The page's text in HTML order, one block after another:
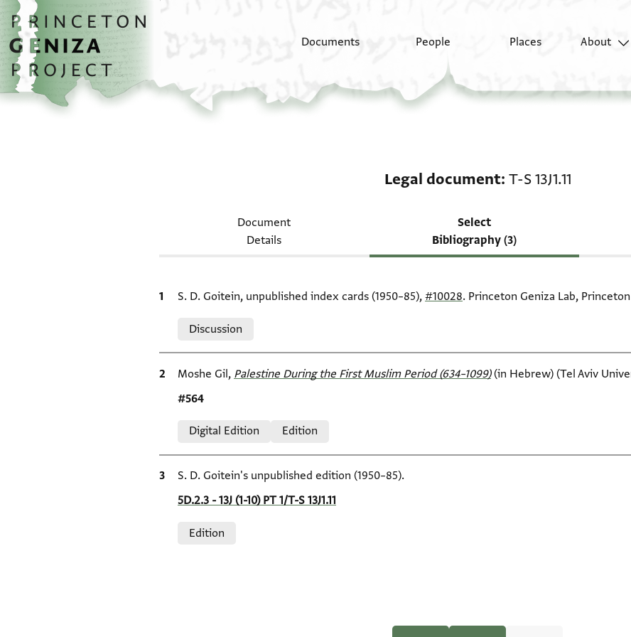
Skip to main content
home
Documents People Places About
Legal document T-S 13J1.11
Document
Details
Select
Bibliography (3)
Bibliographic citation
S. D. Goitein, unpublished index cards (1950–85), #10028. Princeton Geniza Lab,
Discussion
Bibliographic citation
Moshe Gil, Palestine During the First Muslim Period (634–1099)‎(in Hebrew) (Tel Aviv
Location in source
#564
Digital Edition
Edition
Bibliographic citation
S. D. Goitein's unpublished edition (1950–85).
Location in source
5D.2.3 - 13J (1-10) PT 1/T-S 13J1.11
Edition